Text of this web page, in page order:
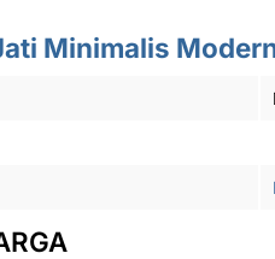
Minimalis